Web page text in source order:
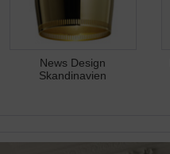
News Design
Skandinavien